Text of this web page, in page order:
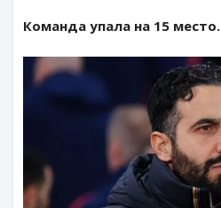
Команда упала на 15 место.